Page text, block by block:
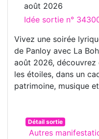
août 2026
Idée sortie n°
Vivez une soirée
de Panloy avec La
août 2026,
les étoiles, dans un
patrimoine, musique
Détail sortie
Autres